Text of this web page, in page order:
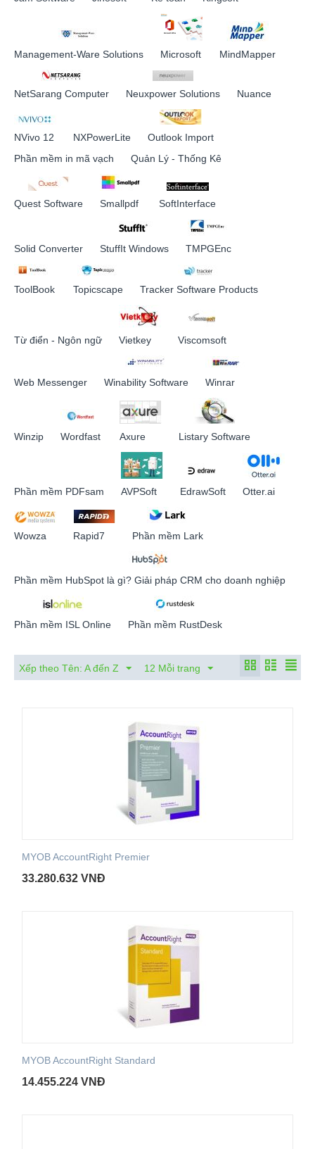
Management-Ware Solutions Microsoft MindMapper
NetSarang Computer Neuxpower Solutions Nuance
NVivo 12 NXPowerLite
Outlook Import
Phần mềm in mã vạch
Quản Lý - Thống Kê
Quest Software Smallpdf SoftInterface
Solid Converter StuffIt Windows TMPGEnc
ToolBook Topicscape Tracker Software Products
Từ điển - Ngôn ngữ Vietkey Viscomsoft
Web Messenger Winability Software Winrar
Winzip Wordfast Axure Listary Software
Phần mềm PDFsam AVPSoft EdrawSoft Otter.ai
Wowza Rapid7 Phần mềm Lark
Phần mềm HubSpot là gì? Giải pháp CRM cho doanh nghiệp
Phần mềm ISL Online Phần mềm RustDesk
Xếp theo Tên: A đến Z 12 Mỗi trang
MYOB AccountRight Premier
33.280.632 VNĐ
MYOB AccountRight Standard
14.455.224 VNĐ